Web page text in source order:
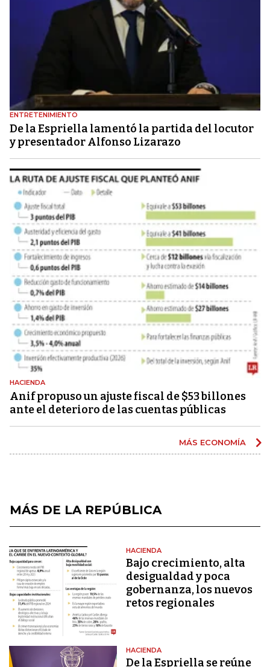
ENTRETENIMIENTO
De la Espriella lamentó la partida del locutor
y presentador Alfonso Lizarazo
HACIENDA
Anif propuso un ajuste fiscal de $53 billones
ante el deterioro de las cuentas públicas
MÁS ECONOMÍA
MÁS DE LA REPÚBLICA
HACIENDA
Bajo crecimiento, alta
desigualdad y poca
gobernanza, los nuevos
retos regionales
HACIENDA
De la Espriella se reúne